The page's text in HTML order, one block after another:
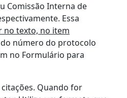
Comissão Interna de
Essa
no texto, no item
número do protocolo
no Formulário para
Quando for